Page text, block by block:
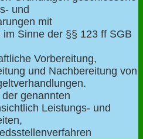
und
mit
Sinne der §§ 123 ff SGB
Vorbereitung,
und Nachbereitung von
genannten
Leistungs- und